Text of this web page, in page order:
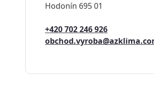
Hodonín 695 01
+420 702 246 926